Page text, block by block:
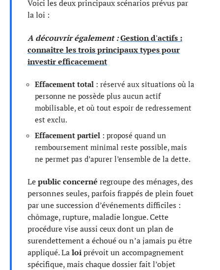
Voici les deux principaux scénarios prévus par
la loi :
A découvrir également :Gestion d'actifs :
connaître les trois principaux types pour
investir efficacement
Effacement total : réservé aux situations où la
personne ne possède plus aucun actif
mobilisable, et où tout espoir de redressement
est exclu.
Effacement partiel : proposé quand un
remboursement minimal reste possible, mais
ne permet pas d’apurer l’ensemble de la dette.
Lepublic concerné regroupe des ménages, des
personnes seules, parfois frappés de plein fouet
par une succession d’événements difficiles :
chômage, rupture, maladie longue. Cette
procédure vise aussi ceux dont un plan de
surendettement a échoué ou n’a jamais pu être
appliqué. Laloiprévoit un accompagnement
spécifique, mais chaque dossier fait l’objet